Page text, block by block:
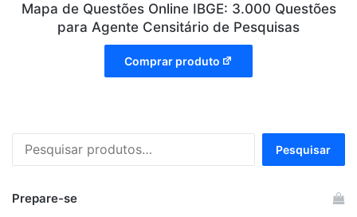
Mapa de Questões Online IBGE: 3.000 Questões
para Agente Censitário de Pesquisas
Comprar produto
por:
Pesquisar
Prepare-se